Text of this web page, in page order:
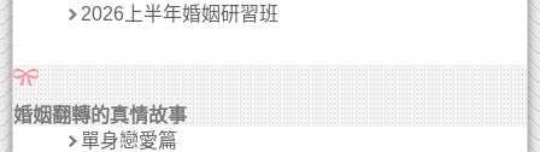
2026上半年婚姻研習班
婚姻翻轉的真情故事
單身戀愛篇